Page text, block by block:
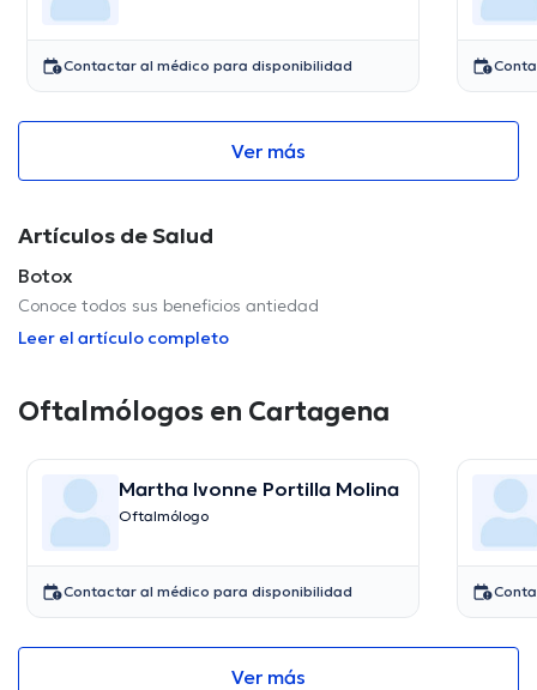
Contactar al médico para disponibilidad
Ver más
Artículos de Salud
Botox
Conoce todos sus beneficios antiedad
Leer el artículo completo
Oftalmólogos en Cartagena
Martha Ivonne Portilla Molina
Oftalmólogo
Contactar al médico para disponibilidad
Ver más